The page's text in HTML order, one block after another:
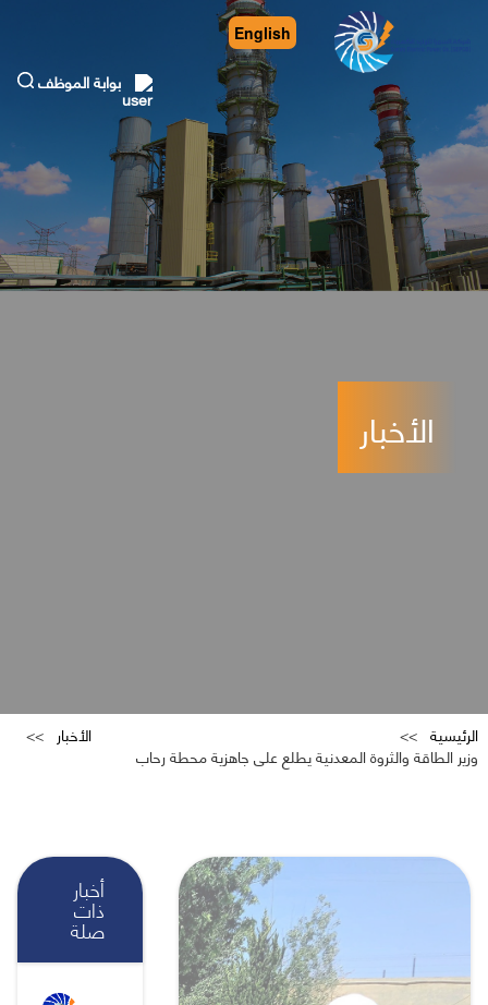
بوابة الموظف
English
الأخبار
الرئيسية
الأخبار
وزير الطاقة والثروة المعدنية يطلع على جاهزية محطة رحاب
أخبار
ذات
صلة